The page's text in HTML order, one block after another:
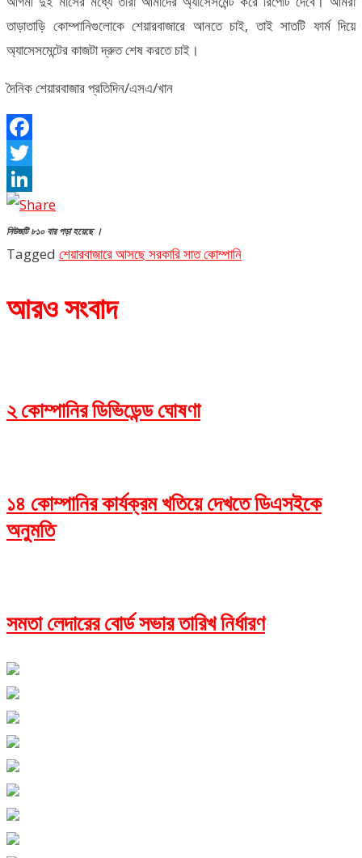
তাড়াতাড়ি কোম্পানিগুলোকে শেয়ারবাজারে আনতে চাই, তাই সাতটি ফার্ম দিয়ে
অ্যাসেসমেন্টের কাজটা দ্রুত শেষ করতে চাই।
দৈনিক শেয়ারবাজার প্রতিদিন/এসএ/খান
Facebook
Twitter
LinkedIn
নিউজটি ৮১০ বার পড়া হয়েছে ।
Tagged শেয়ারবাজারে আসছে সরকারি সাত কোম্পানি
আরও সংবাদ
২ কোম্পানির ডিভিডেন্ড ঘোষণা
১৪ কোম্পানির কার্যক্রম খতিয়ে দেখতে ডিএসইকে
অনুমতি
সমতা লেদারের বোর্ড সভার তারিখ নির্ধারণ